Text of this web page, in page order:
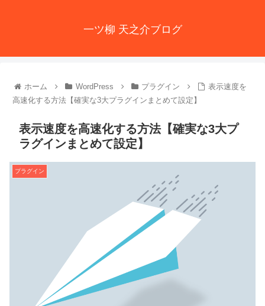
一ツ柳 天之介ブログ
ホーム WordPress プラグイン
表示速度を
高速化する方法【確実な3大プラグインまとめて設定】
表示速度を高速化する方法【確実な3大プ
ラグインまとめて設定】
プラグイン